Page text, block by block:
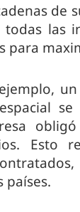
de
todas las
para
Esto
países.